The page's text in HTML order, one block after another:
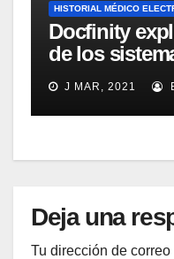
HISTORIAL MÉDICO
Docfinity
de los
la atención a
hospitales y
J MAR, 2021
Deja una
Tu dirección de